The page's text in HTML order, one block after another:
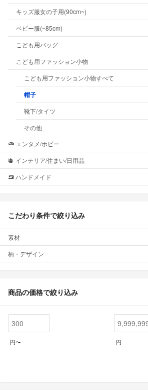
キッズ服女の子用(90cm~)
ベビー服(~85cm)
こども用バッグ
こども用ファッション小物
こども用ファッション小物すべて
帽子
靴下/タイツ
その他
エンタメ/ホビー
インテリア/住まい/日用品
ハンドメイド
こだわり条件で絞り込み
素材
柄・デザイン
商品の価格で絞り込み
円〜 円